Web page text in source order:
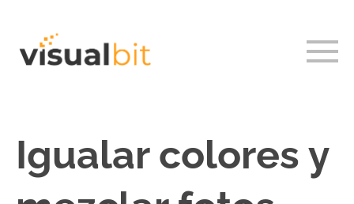
Igualar colores y